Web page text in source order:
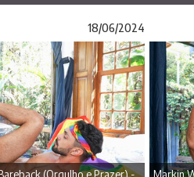
18/06/2024